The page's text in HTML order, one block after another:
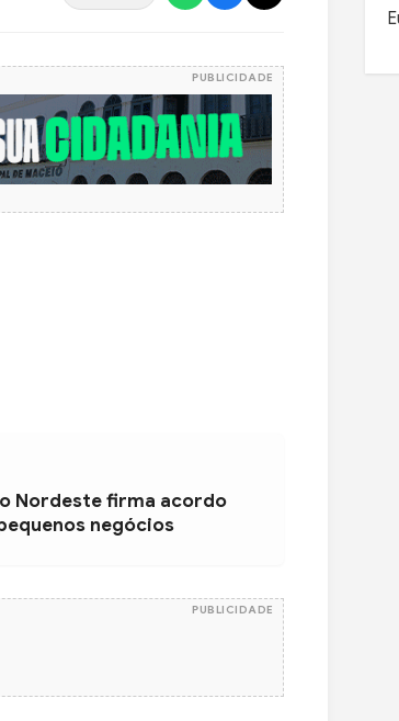
PUBLICIDADE
Nordeste firma acordo
negócios
PUBLICIDADE